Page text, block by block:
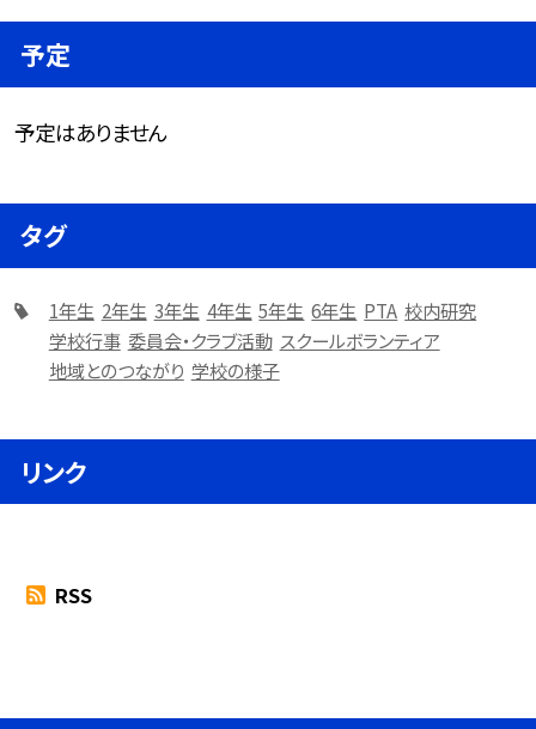
予定
予定はありません
タグ
1年生 2年生 3年生 4年生 5年生 6年生 PTA 校内研究
学校行事 委員会・クラブ活動 スクールボランティア
地域とのつながり 学校の様子
リンク
RSS